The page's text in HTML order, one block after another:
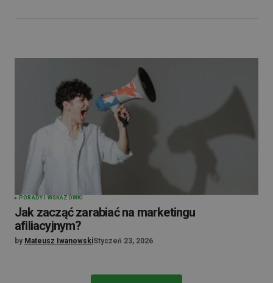
PORADY I WSKAZÓWKI
Jak zacząć zarabiać na marketingu
afiliacyjnym?
by Mateusz IwanowskiStyczeń 23, 2026